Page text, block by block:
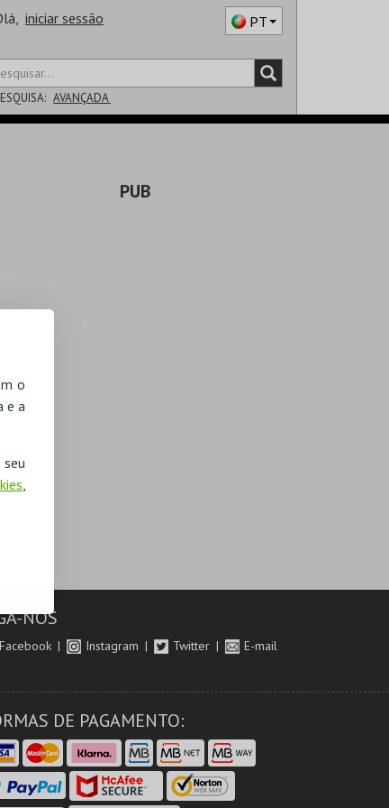
o
e a
,
iniciar sessão PT
AVANÇADA
PUB
NOS
Facebook Instagram Twitter E-mail
DE PAGAMENTO: